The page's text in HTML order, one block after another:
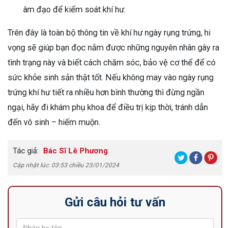
âm đạo để kiểm soát khí hư.
Trên đây là toàn bộ thông tin về khí hư ngày rụng trứng, hi
vọng sẽ giúp bạn đọc nắm được những nguyên nhân gây ra
tình trạng này và biết cách chăm sóc, bảo vệ cơ thể để có
sức khỏe sinh sản thật tốt. Nếu không may vào ngày rụng
trứng khí hư tiết ra nhiều hơn bình thường thì đừng ngần
ngại, hãy đi khám phụ khoa để điều trị kịp thời, tránh dẫn
đến vô sinh – hiếm muộn.
Tác giả: Bác Sĩ Lê Phương
Cập nhật lúc: 03:53 chiều 23/01/2024
Gửi câu hỏi tư vấn